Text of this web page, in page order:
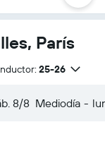
París
25-26
8/8 Mediodía -